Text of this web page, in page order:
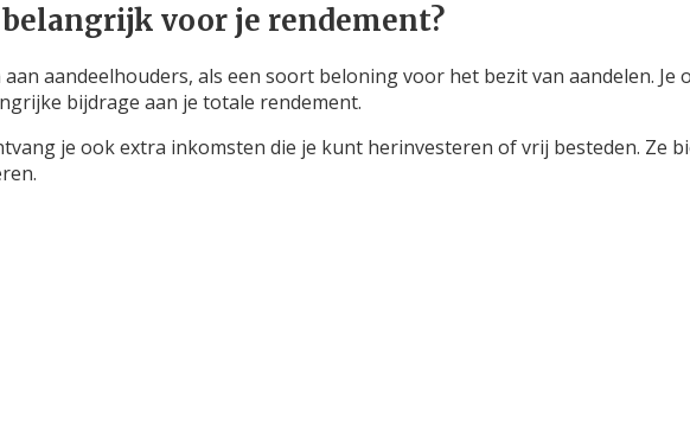
voor je rendement?
aandeelhouders, als een soort beloning voor het bezit van aandelen.
bijdrage aan je totale rendement.
je ook extra inkomsten die je kunt herinvesteren of vrij besteden. Ze